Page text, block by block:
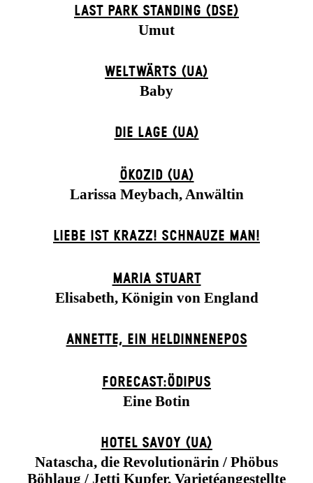
LAST PARK STANDING (DSE)
Umut
WELTWÄRTS (UA)
Baby
DIE LAGE (UA)
ÖKOZID (UA)
Larissa Meybach, Anwältin
LIEBE IST KRAZZ! SCHNAUZE MAN!
MARIA STUART
Elisabeth, Königin von England
ANNETTE, EIN HELDINNENEPOS
FORECAST:ÖDIPUS
Eine Botin
HOTEL SAVOY (UA)
Natascha, die Revolutionärin / Phöbus
Böhlaug / Jetti Kupfer, Varietéangestellte